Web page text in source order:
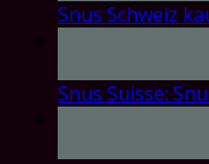
Snus Schweiz
Snus Suisse: